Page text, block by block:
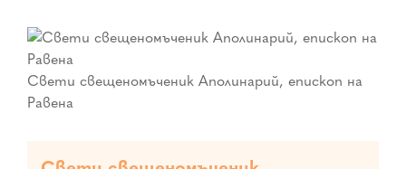
Свети свещеномъченик Аполинарий, епископ на
Равена